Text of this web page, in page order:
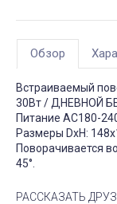
Обзор
Встраиваемый
30Вт / ДНЕВНОЙ
Питание AC180-
Размеры DxH:
Поворачивается
45°.
РАССКАЗАТЬ